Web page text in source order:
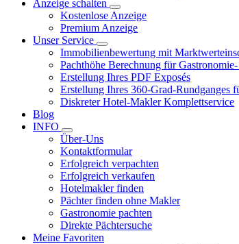
Anzeige schalten
Kostenlose Anzeige
Premium Anzeige
Unser Service
Immobilienbewertung mit
Pachthöhe Berechnung für
Erstellung Ihres PDF Exposés
Erstellung Ihres 360-Grad-Rundganges
Diskreter Hotel-Makler Komplettservice
Blog
INFO
Über-Uns
Kontaktformular
Erfolgreich verpachten
Erfolgreich verkaufen
Hotelmakler finden
Pächter finden ohne Makler
Gastronomie pachten
Direkte Pächtersuche
Meine Favoriten